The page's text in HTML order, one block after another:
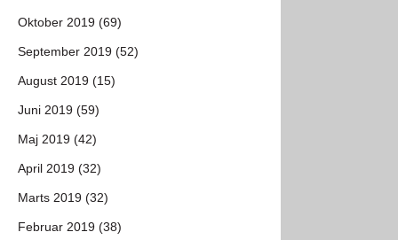
Oktober 2019 (69)
September 2019 (52)
August 2019 (15)
Juni 2019 (59)
Maj 2019 (42)
April 2019 (32)
Marts 2019 (32)
Februar 2019 (38)